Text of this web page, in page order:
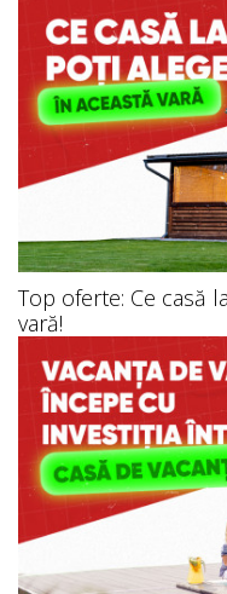
Top oferte: Ce casă
vară!